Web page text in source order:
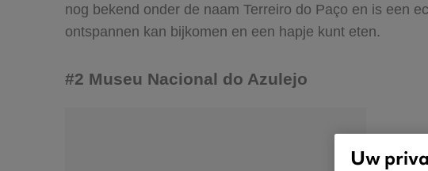
nog bekend onder de naam Terreiro do Paço en is een
ontspannen kan bijkomen en een hapje kunt eten.
#2 Museu Nacional do Azulejo
Uw